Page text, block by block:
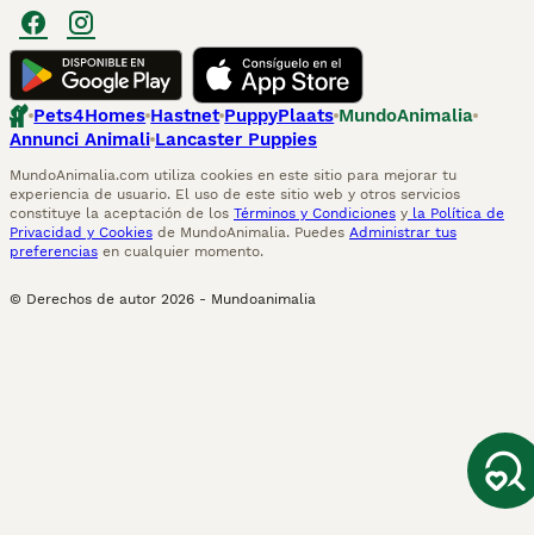
Pets4Homes Hastnet PuppyPlaats MundoAnimalia
Annunci Animali Lancaster Puppies
MundoAnimalia.com utiliza cookies en este sitio para mejorar tu
experiencia de usuario. El uso de este sitio web y otros servicios
constituye la aceptación de los Términos y Condiciones y la Política de
Privacidad y Cookies de MundoAnimalia. Puedes Administrar tus
preferencias en cualquier momento.
© Derechos de autor 2026 - Mundoanimalia